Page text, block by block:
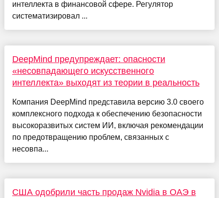
интеллекта в финансовой сфере. Регулятор
систематизировал ...
DeepMind предупреждает: опасности
«несовпадающего искусственного
интеллекта» выходят из теории в реальность
Компания DeepMind представила версию 3.0 своего
комплексного подхода к обеспечению безопасности
высокоразвитых систем ИИ, включая рекомендации
по предотвращению проблем, связанных с
несовпа...
США одобрили часть продаж Nvidia в ОАЭ в